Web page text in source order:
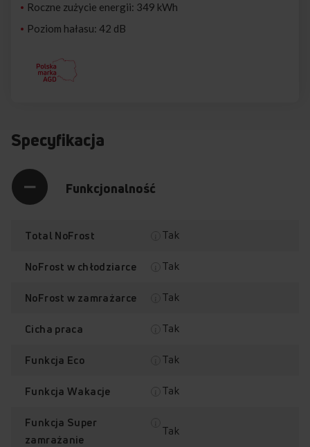
Roczne zużycie energii: 349 kWh
Poziom hałasu: 42 dB
Specyfikacja
Funkcjonalność
Total NoFrost Tak
NoFrost w chłodziarce Tak
NoFrost w zamrażarce Tak
Cicha praca Tak
Funkcja Eco Tak
Funkcja Wakacje Tak
Funkcja Super
zamrażanie
Tak